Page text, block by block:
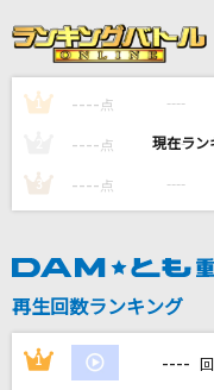
Mr.Children
[生音]水平線
back number
Believe in you
坂本冬美
1 ---- 点 ----
---- 点 ----
3 ---- 点 ----
再生回数ランキング
1 ---- 回